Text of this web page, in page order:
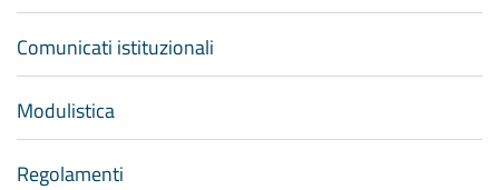
Comunicati istituzionali
Modulistica
Regolamenti